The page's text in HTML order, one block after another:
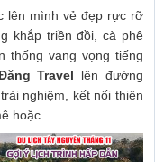
lên mình vẻ đẹp rực rỡ
khắp triền đồi, cà phê
thống vang vọng tiếng
Travel lên đường
nghiệm, kết nối thiên
hoặc.